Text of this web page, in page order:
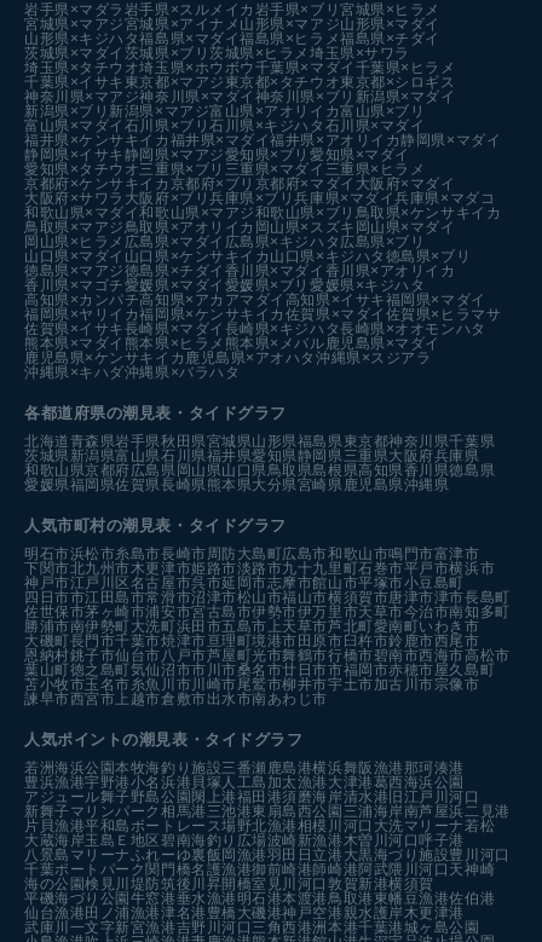
岩手県×マダラ 岩手県×スルメイカ 岩手県×ブリ宮城県×ヒラメ
宮城県×マアジ宮城県×アイナメ 山形県×マアジ山形県×マダイ
山形県×キジハタ福島県×マダイ福島県×ヒラメ福島県×チダイ
茨城県×マダイ 茨城県×ブリ茨城県×ヒラメ埼玉県×サワラ
埼玉県×タチウオ埼玉県×ホウボウ 千葉県×マダイ 千葉県×ヒラメ
千葉県×イサキ 東京都×マアジ 東京都×タチウオ東京都×シロギス
神奈川県×マアジ神奈川県×マダイ 神奈川県×ブリ 新潟県×マダイ
新潟県×ブリ 新潟県×マアジ富山県×アオリイカ富山県×ブリ
富山県×マダイ 石川県×ブリ石川県×キジハタ 石川県×マダイ
福井県×ケンサキイカ 福井県×マダイ福井県×アオリイカ 静岡県×マダイ
静岡県×イサキ 静岡県×マアジ愛知県×ブリ愛知県×マダイ
愛知県×タチウオ三重県×ブリ 三重県×マダイ 三重県×ヒラメ
京都府×ケンサキイカ 京都府×ブリ 京都府×マダイ 大阪府×マダイ
大阪府×サワラ 大阪府×ブリ兵庫県×ブリ兵庫県×マダイ兵庫県×マダコ
和歌山県×マダイ和歌山県×マアジ和歌山県×ブリ 鳥取県×ケンサキイカ
鳥取県×マアジ鳥取県×アオリイカ 岡山県×スズキ 岡山県×マダイ
岡山県×ヒラメ 広島県×マダイ 広島県×キジハタ 広島県×ブリ
山口県×マダイ 山口県×ケンサキイカ 山口県×キジハタ 徳島県×ブリ
徳島県×マアジ徳島県×チダイ 香川県×マダイ 香川県×アオリイカ
香川県×マゴチ愛媛県×マダイ 愛媛県×ブリ愛媛県×キジハタ
高知県×カンパチ高知県×アカアマダイ 高知県×イサキ福岡県×マダイ
福岡県×ヤリイカ福岡県×ケンサキイカ 佐賀県×マダイ 佐賀県×ヒラマサ
佐賀県×イサキ長崎県×マダイ 長崎県×キジハタ長崎県×オオモンハタ
熊本県×マダイ 熊本県×ヒラメ 熊本県×メバル鹿児島県×マダイ
鹿児島県×ケンサキイカ 鹿児島県×アオハタ沖縄県×スジアラ
沖縄県×キハダ沖縄県×バラハタ
各都道府県の潮見表 ・タイドグラフ
北海道青森県岩手県秋田県宮城県山形県福島県東京都神奈川県千葉県
茨城県新潟県富山県石川県福井県愛知県静岡県三重県大阪府兵庫県
和歌山県京都府広島県 岡山県山口県鳥取県島根県高知県香川県徳島県
愛媛県福岡県佐賀県長崎県熊本県大分県宮崎県鹿児島県沖縄県
人気市町村の潮見表・タイドグラフ
明石市浜松市糸島市長崎市周防大島町広島市和歌山市鳴門市富津市
下関市北九州市木更津市姫路市淡路市九十九里町石巻市平戸市横浜市
神戸市江戸川区 名古屋市呉市延岡市志摩市館山市平塚市小豆島町
四日市市江田島市常滑市沼津市松山市福山市横須賀市唐津市津市長島町
佐世保市茅ヶ崎市浦安市宮古島市伊勢市伊万里市天草市今治市南知多町
勝浦市南伊勢町大洗町浜田市五島市 上天草市芦北町愛南町いわき市
大磯町長門市千葉市焼津市亘理町境港市 田原市 臼杵市鈴鹿市西尾市
恩納村銚子市仙台市八戸市芦屋町光市舞鶴市行橋市碧南市西海市高松市
葉山町徳之島町気仙沼市市川市桑名市廿日市市福岡市赤穂市屋久島町
苫小牧市玉名市糸魚川市川崎市尾鷲市柳井市宇土市加古川市宗像市
諫早市西宮市 上越市倉敷市出水市南あわじ市
人気ポイントの潮見表・タイドグラフ
若洲海浜公園本牧海釣り施設三番瀬 鹿島港横浜舞阪漁港 那珂湊港
豊浜漁港宇野港小名浜港 貝塚人工島 加太漁港 大津港葛西海浜公園
アジュール舞子野島公園 閖上港福田港須磨海岸清水港 旧江戸川河口
新舞子マリンパーク 相馬港 三池港東扇島西公園 三浦海岸南芦屋浜二見港
片貝漁港平和島ボートレース場野北漁港相模川河口 大洗マリーナ若松
大蔵海岸玉島Ｅ地区 碧南海釣り広場波崎新漁港木曽川河口 呼子港
八景島マリーナふれーゆ裏飯岡漁港羽田 日立港 大黒海づり施設豊川河口
千葉ポートパーク 関門橋名護漁港御前崎港師崎港 阿武隈川河口 天神崎
海の公園検見川堤防筑後川昇開橋室見川河口敦賀新港横須賀
平磯海づり公園 牛窓港垂水漁港 明石港本渡港鳥取港 東幡豆漁港佐伯港
仙台漁港 田ノ浦漁港津名港 豊橋 大磯港神戸空港親水護岸木更津港
武庫川一文字新宮漁港吉野川河口 三角西港洲本港千葉港城ヶ島公園